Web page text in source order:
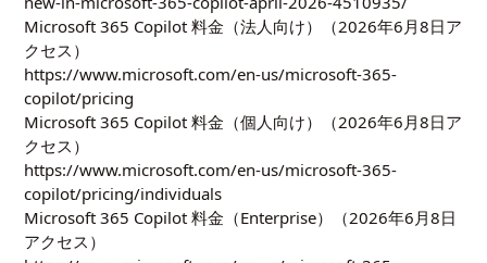
Microsoft 365 Copilot 料金（法人向け）（2026年6月8日ア
クセス）
https://www.microsoft.com/en-us/microsoft-365-
copilot/pricing
Microsoft 365 Copilot 料金（個人向け）（2026年6月8日ア
クセス）
https://www.microsoft.com/en-us/microsoft-365-
copilot/pricing/individuals
Microsoft 365 Copilot 料金（Enterprise）（2026年6月8日
アクセス）